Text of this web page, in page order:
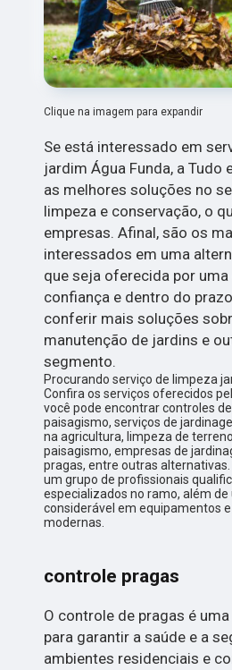
Clique na imagem para expandir
Se está interessado em
jardim Água Funda, a Tudo
as melhores soluções no
limpeza e conservação, o
empresas. Afinal, são os
interessados em uma
que seja oferecida por
confiança e dentro do
conferir mais soluções
manutenção de jardins e
segmento.
Procurando serviço de limpeza
Confira os serviços oferecidos
você pode encontrar controles
paisagismo, serviços de
na agricultura, limpeza de
paisagismo, empresas de
pragas, entre outras
um grupo de profissionais
especializados no ramo, além
considerável em equipamentos
modernas.
controle pragas
O controle de pragas é
para garantir a saúde e a
ambientes residenciais e